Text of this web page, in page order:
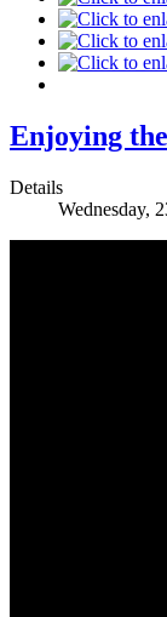
Enjoying
Details
Wednesday,